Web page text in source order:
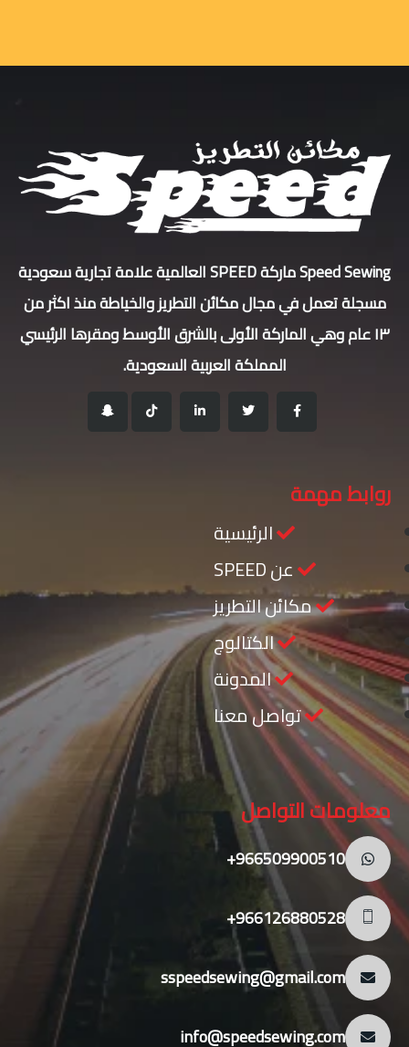
Speed Sewing ماركة SPEED العالمية علامة تجارية سعودية
مسجلة تعمل في مجال مكائن التطريز والخياطة منذ اكثر من
١٣ عام وهي الماركة الأولى بالشرق الأوسط ومقرها الرئيسي
المملكة العربية السعودية.
روابط مهمة
الرئيسية
عن SPEED
مكائن التطريز
الكتالوج
المدونة
تواصل معنا
معلومات التواصل
966509900510+
966126880528+
sspeedsewing@gmail.com
info@speedsewing.com